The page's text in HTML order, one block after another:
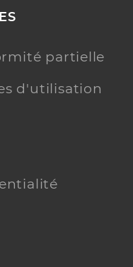
partielle
d'utilisation